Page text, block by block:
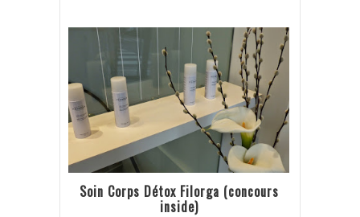
Soin Corps Détox Filorga (concours
inside)